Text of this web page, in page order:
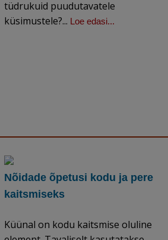
tüdrukuid puudutavatele
küsimustele?... Loe edasi...
Nõidade õpetusi kodu ja pere
kaitsmiseks
Küünal on kodu kaitsmise oluline